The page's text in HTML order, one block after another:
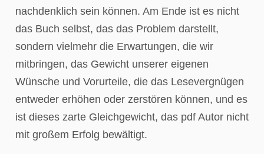
nachdenklich sein können. Am Ende ist es nicht
das Buch selbst, das das Problem darstellt,
sondern vielmehr die Erwartungen, die wir
mitbringen, das Gewicht unserer eigenen
Wünsche und Vorurteile, die das Lesevergnügen
entweder erhöhen oder zerstören können, und es
ist dieses zarte Gleichgewicht, das pdf Autor nicht
mit großem Erfolg bewältigt.